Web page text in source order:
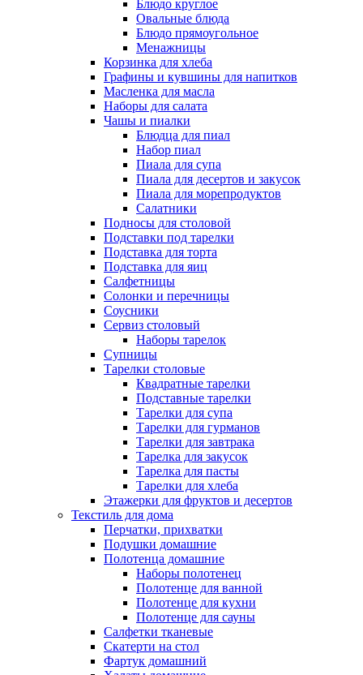
Блюдо круглое
Овальные блюда
Блюдо прямоугольное
Менажницы
Корзинка для хлеба
Графины и кувшины для напитков
Масленка для масла
Наборы для салата
Чашы и пиалки
Блюдца для пиал
Набор пиал
Пиала для супа
Пиала для десертов и закусок
Пиала для морепродуктов
Салатники
Подносы для столовой
Подставки под тарелки
Подставка для торта
Подставка для яиц
Салфетницы
Солонки и перечницы
Соусники
Сервиз столовый
Наборы тарелок
Супницы
Тарелки столовые
Квадратные тарелки
Подставные тарелки
Тарелки для супа
Тарелки для гурманов
Тарелки для завтрака
Тарелка для закусок
Тарелка для пасты
Тарелки для хлеба
Этажерки для фруктов и десертов
Текстиль для дома
Перчатки, прихватки
Подушки домашние
Полотенца домашние
Наборы полотенец
Полотенце для ванной
Полотенце для кухни
Полотенце для сауны
Салфетки тканевые
Скатерти на стол
Фартук домашний